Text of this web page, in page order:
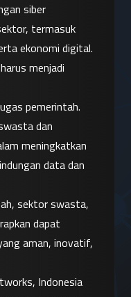
siber
termasuk
ekonomi digital.
menjadi
pemerintah.
dan
meningkatkan
data dan
sektor swasta,
dapat
aman, inovatif,
Indonesia